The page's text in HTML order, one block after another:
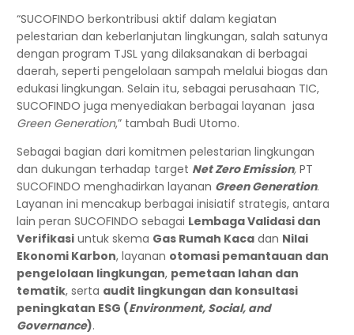
“SUCOFINDO berkontribusi aktif dalam kegiatan
pelestarian dan keberlanjutan lingkungan, salah satunya
dengan program TJSL yang dilaksanakan di berbagai
daerah, seperti pengelolaan sampah melalui biogas dan
edukasi lingkungan. Selain itu, sebagai perusahaan TIC,
SUCOFINDO juga menyediakan berbagai layanan jasa
Green Generation,” tambah Budi Utomo.
Sebagai bagian dari komitmen pelestarian lingkungan
dan dukungan terhadap target Net Zero Emission, PT
SUCOFINDO menghadirkan layanan Green Generation.
Layanan ini mencakup berbagai inisiatif strategis, antara
lain peran SUCOFINDO sebagai Lembaga Validasi dan
Verifikasi untuk skema Gas Rumah Kaca dan Nilai
Ekonomi Karbon, layanan otomasi pemantauan dan
pengelolaan lingkungan, pemetaan lahan dan
tematik, serta audit lingkungan dan konsultasi
peningkatan ESG (Environment, Social, and
Governance).